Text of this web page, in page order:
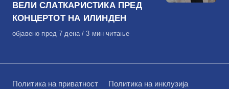
ВЕЛИ СЛАТКАРИСТИКА ПРЕД
КОНЦЕРТОТ НА ИЛИНДЕН
Објавено
објавено пред 7 дена 3 мин читање
Политика на приватност Политика на инклузија